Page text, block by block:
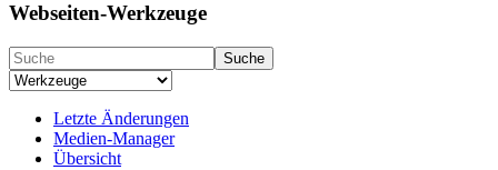
Webseiten-Werkzeuge
Suche
Letzte Änderungen
Medien-Manager
Übersicht